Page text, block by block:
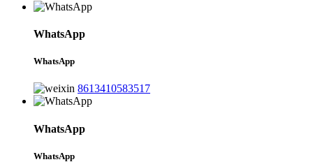
WhatsApp
WhatsApp
8613410583517
WhatsApp
WhatsApp